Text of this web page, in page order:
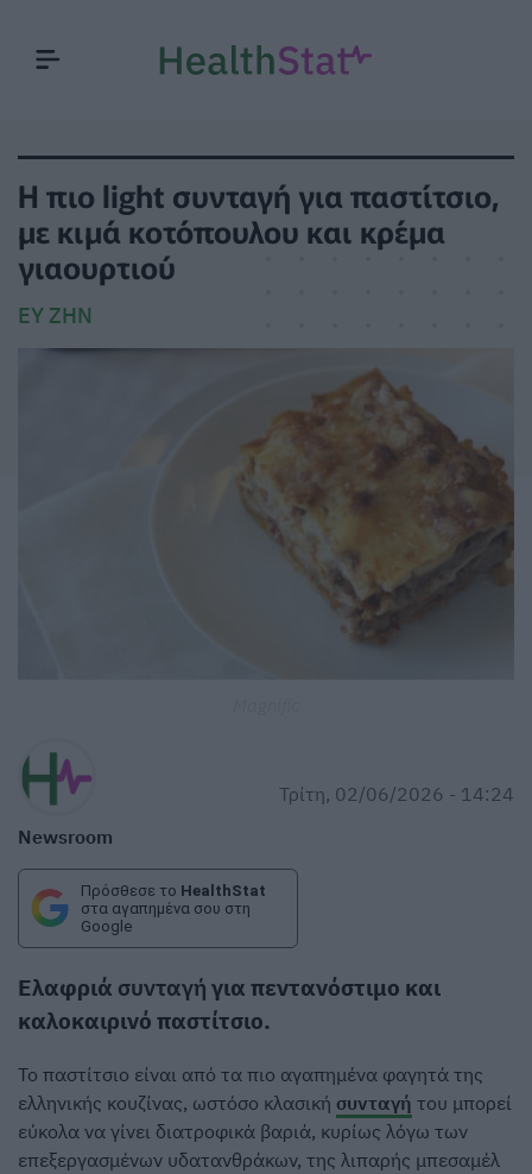
Η πιο light συνταγή για παστίτσιο,
με κιμά κοτόπουλου και κρέμα
γιαουρτιού
ΕΥ ΖΗΝ
Newsroom
Τρίτη, 02/06/2026 - 14:24
Πρόσθεσε το HealthStat
στα αγαπημένα σου στη
Google
Ελαφριά συνταγή για πεντανόστιμο και
καλοκαιρινό παστίτσιο.
Το παστίτσιο είναι από τα πιο αγαπημένα φαγητά της
ελληνικής κουζίνας, ωστόσο κλασική συνταγή του μπορεί
εύκολα να γίνει διατροφικά βαριά, κυρίως λόγω των
επεξεργασμένων υδατανθράκων, της λιπαρής μπεσαμέλ